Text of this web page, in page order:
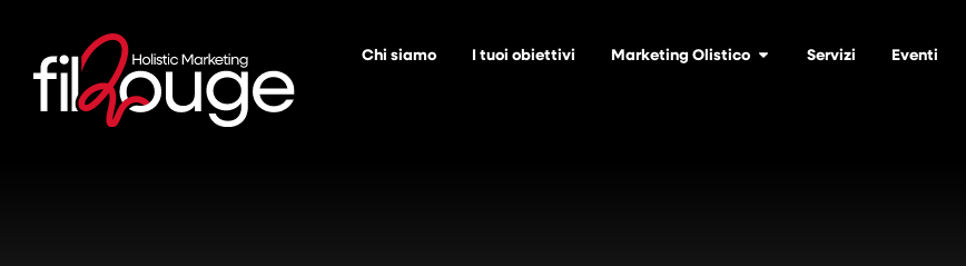
Chi siamo I tuoi obiettivi Marketing Olistico Servizi Eventi